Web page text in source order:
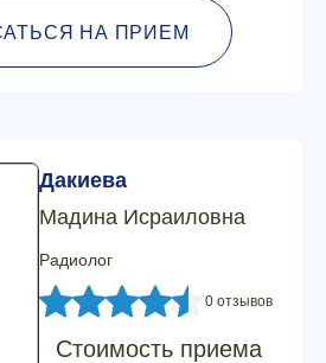
НА ПРИЕМ
Дакиева
Мадина Исраиловна
Радиолог
0 отзывов
Стоимость приема